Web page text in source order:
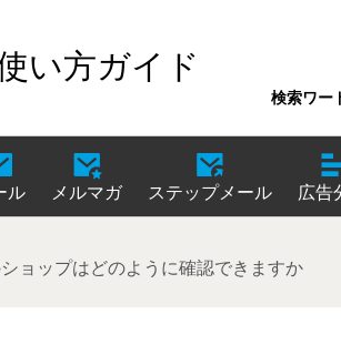
い方ガイド
検索ワー
ル メルマガ ステップメール 広告
ョップはどのように確認できますか